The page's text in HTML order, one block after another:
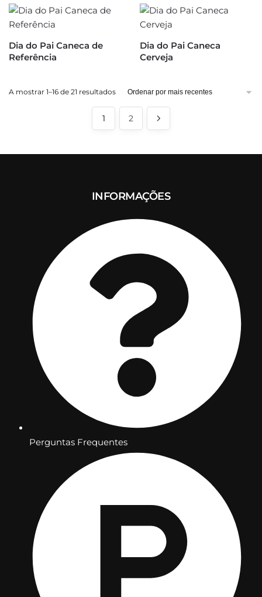
Dia do Pai Caneca de
Referência
Dia do Pai Caneca
Cerveja
A mostrar 1–16 de 21 resultadosOrdenado
recentes
1 2
INFORMAÇÕES
Perguntas Frequentes